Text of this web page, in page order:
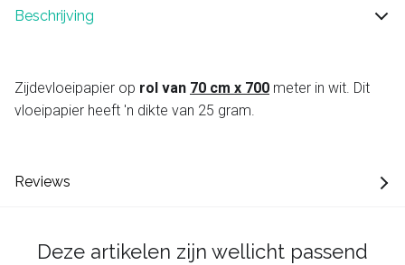
Beschrijving
Zijdevloeipapier op rol van 70 cm x 700 meter in wit. Dit
vloeipapier heeft 'n dikte van 25 gram.
Reviews
Deze artikelen zijn wellicht passend